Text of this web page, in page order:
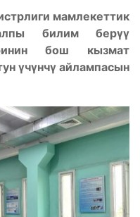
мамлекеттик
билим берүү
бош кызмат
үчүнчү айлампасын